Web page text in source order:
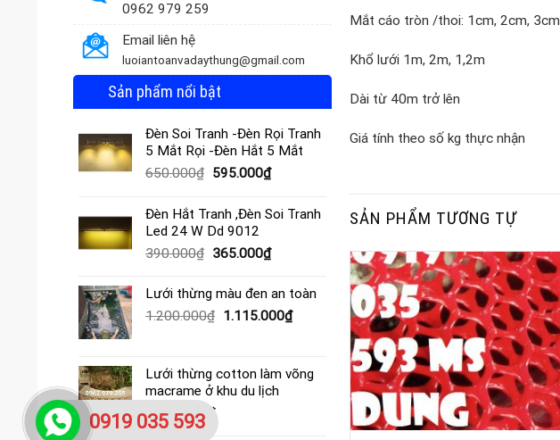
0962 979 259
Email liên hệ
luoiantoanvadaythung@gmail.com
Sản phẩm nổi bật
Đèn Soi Tranh -Đèn Rọi Tranh
5 Mắt Rọi -Đèn Hắt 5 Mắt
650.000₫ Giá
là:
650.000₫.
595.000₫Giá
tại
595.000₫.
Đèn Hắt Tranh ,Đèn Soi Tranh
Led 24 W Dd 9012
390.000₫ Giá
là:
390.000₫.
365.000₫Giá
tại
là:
365.000₫.
Lưới thừng màu đen an toàn
1.200.000₫ Giá
1.200.000₫.
1.115.000₫Giá
là:
1.115.000₫.
Lưới thừng cotton làm võng
macrame ở khu du lịch
4.000.000 ₫
Mắt cáo tròn /thoi: 1cm, 2cm, 3cm
Khổ lưới 1m, 2m, 1,2m
Dài từ 40m trở lên
Giá tính theo số kg thực nhận
SẢN PHẨM TƯƠNG TỰ
0919 035 593